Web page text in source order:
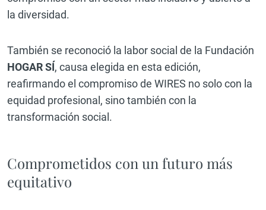
la diversidad.
También se reconoció la labor social de la Fundación
HOGAR SÍ, causa elegida en esta edición,
reafirmando el compromiso de WIRES no solo con la
equidad profesional, sino también con la
transformación social.
Comprometidos con un futuro más
equitativo